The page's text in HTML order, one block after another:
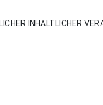
INHALTLICHER